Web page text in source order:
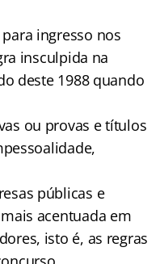
ingresso nos
insculpida na
deste 1988 quando
ou provas e títulos
públicas e
acentuada em
isto é, as regras